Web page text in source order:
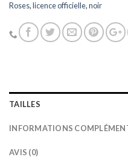
Roses,licence officielle,noir
TAILLES
INFORMATIONS
AVIS (0)